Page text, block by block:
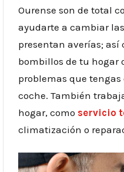
Ourense son de total
ayudarte a cambiar
presentan averías;
bombillos de tu hogar
problemas que
coche. También
hogar, como servicio
climatización o